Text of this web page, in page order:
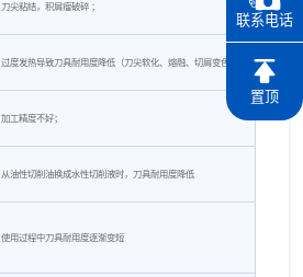
联系电话
置顶
刀尖粘结，积屑瘤破碎 ；
过度发热导致刀具耐用度降低（刀尖软化、熔融、切屑变色）
加工精度不好；
从油性切削油换成水性切削液时，刀具耐用度降低
使用过程中刀具耐用度逐渐变短